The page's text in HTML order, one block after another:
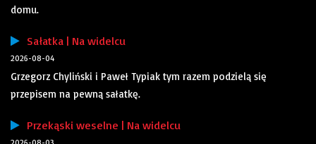
domu.
Sałatka | Na widelcu
2026-08-04
Grzegorz Chyliński i Paweł Typiak tym razem podzielą się
przepisem na pewną sałatkę.
Przekąski weselne | Na widelcu